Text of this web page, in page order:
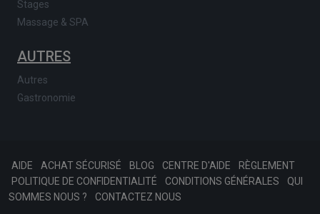
Stages
Massage & SPA
AUTRES
Autres
Gastronomie
AIDE ACHAT SÉCURISÉ BLOG CENTRE D'AIDE
RÈGLEMENT
POLITIQUE DE CONFIDENTIALITÉ
CONDITIONS GÉNÉRALES
QUI
SOMMES NOUS ?
CONTACTEZ NOUS